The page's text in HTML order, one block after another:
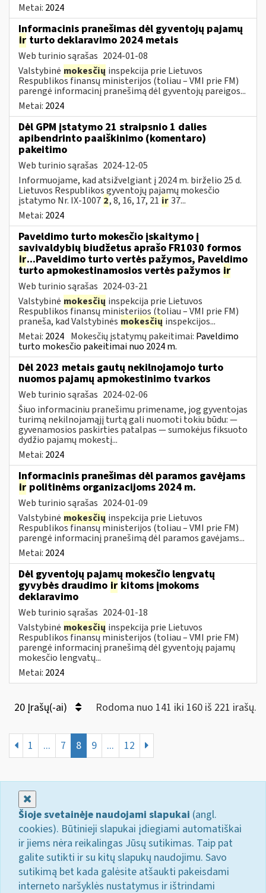
Metai: 2024
Informacinis pranešimas dėl gyventojų pajamų
ir turto deklaravimo 2024 metais
Web turinio sąrašas 2024-01-08
Valstybinė mokesčių inspekcija prie Lietuvos
Respublikos finansų ministerijos (toliau – VMI prie FM)
parengė informacinį pranešimą dėl gyventojų pareigos...
Metai: 2024
Dėl GPM įstatymo 21 straipsnio 1 dalies
apibendrinto paaiškinimo (komentaro)
pakeitimo
Web turinio sąrašas 2024-12-05
Informuojame, kad atsižvelgiant į 2024 m. birželio 25 d.
Lietuvos Respublikos gyventojų pajamų mokesčio
įstatymo Nr. IX-1007 2, 8, 16, 17, 21 ir37...
Metai: 2024
Paveldimo turto mokesčio įskaitymo į
savivaldybių biudžetus aprašo FR1030 formos
ir...Paveldimo turto vertės pažymos, Paveldimo
turto apmokestinamosios vertės pažymos ir
Web turinio sąrašas 2024-03-21
Valstybinė mokesčių inspekcija prie Lietuvos
Respublikos finansų ministerijos (toliau – VMI prie FM)
praneša, kad Valstybinės mokesčių inspekcijos...
Metai: 2024 Mokesčių įstatymų pakeitimai: Paveldimo
turto mokesčio pakeitimai nuo 2024 m.
Dėl 2023 metais gautų nekilnojamojo turto
nuomos pajamų apmokestinimo tvarkos
Web turinio sąrašas 2024-02-06
Šiuo informaciniu pranešimu primename, jog gyventojas
turimą nekilnojamąjį turtą gali nuomoti tokiu būdu: —
gyvenamosios paskirties patalpas — sumokėjus fiksuoto
dydžio pajamų mokestį...
Metai: 2024
Informacinis pranešimas dėl paramos gavėjams
ir politinėms organizacijoms 2024 m.
Web turinio sąrašas 2024-01-09
Valstybinė mokesčių inspekcija prie Lietuvos
Respublikos finansų ministerijos (toliau – VMI prie FM)
parengė informacinį pranešimą dėl paramos gavėjams...
Metai: 2024
Dėl gyventojų pajamų mokesčio lengvatų
gyvybės draudimo ir kitoms įmokoms
deklaravimo
Web turinio sąrašas 2024-01-18
Valstybinė mokesčių inspekcija prie Lietuvos
Respublikos finansų ministerijos (toliau – VMI prie FM)
parengė informacinį pranešimą dėl gyventojų pajamų
mokesčio lengvatų...
Metai: 2024
20 Įrašų(-ai) Rodoma nuo 141 iki 160 iš 221 irašų.
1 ... 7 8 9 ... 12
Šioje svetainėje naudojami slapukai (angl.
cookies). Būtinieji slapukai įdiegiami automatiškai
ir jiems nėra reikalingas Jūsų sutikimas. Taip pat
galite sutikti ir su kitų slapukų naudojimu. Savo
sutikimą bet kada galėsite atšaukti pakeisdami
interneto naršyklės nustatymus ir ištrindami